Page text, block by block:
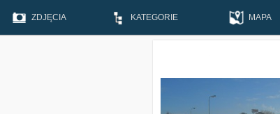
ZDJĘCIA KATEGORIE MAPA